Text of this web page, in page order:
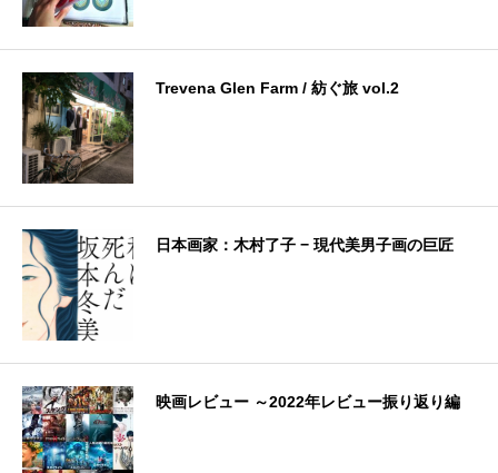
Trevena Glen Farm / 紡ぐ旅 vol.2
日本画家：木村了子 − 現代美男子画の巨匠
映画レビュー ～2022年レビュー振り返り編